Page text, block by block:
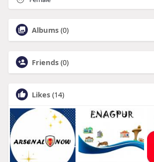
Albums (0)
Friends (0)
Likes (14)